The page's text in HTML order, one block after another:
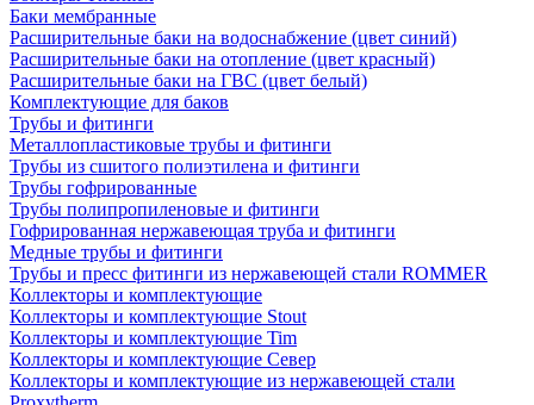
Баки мембранные
Расширительные баки на водоснабжение (цвет синий)
Расширительные баки на отопление (цвет красный)
Расширительные баки на ГВС (цвет белый)
Комплектующие для баков
Трубы и фитинги
Металлопластиковые трубы и фитинги
Трубы из сшитого полиэтилена и фитинги
Трубы гофрированные
Трубы полипропиленовые и фитинги
Гофрированная нержавеющая труба и фитинги
Медные трубы и фитинги
Трубы и пресс фитинги из нержавеющей стали ROMMER
Коллекторы и комплектующие
Коллекторы и комплектующие Stout
Коллекторы и комплектующие Tim
Коллекторы и комплектующие Север
Коллекторы и комплектующие из нержавеющей стали